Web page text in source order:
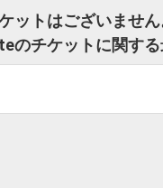
トはございません
チケットに関する